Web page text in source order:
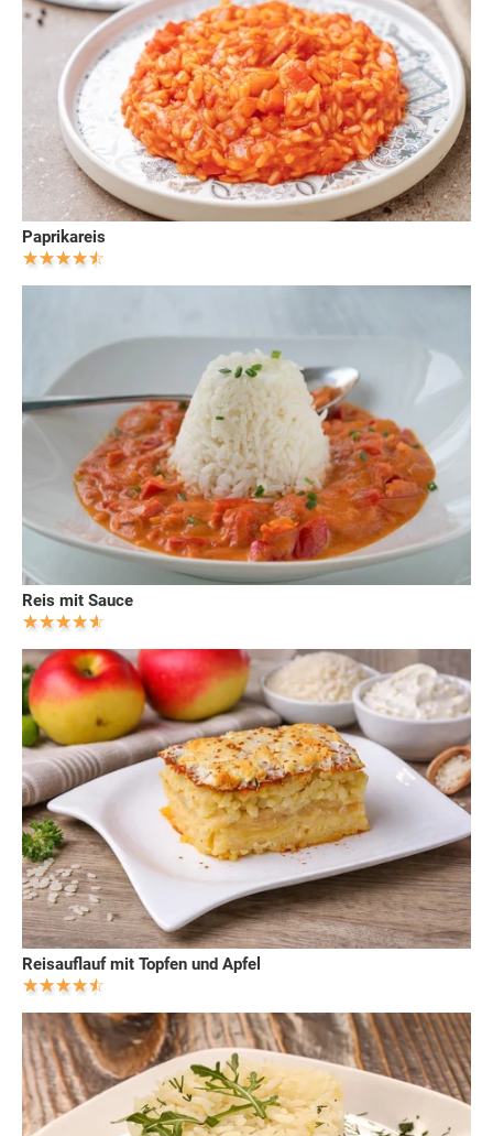
Paprikareis
Reis mit Sauce
Reisauflauf mit Topfen und Apfel